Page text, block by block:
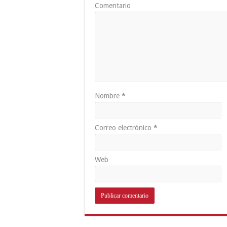
Comentario
Nombre *
Correo electrónico *
Web